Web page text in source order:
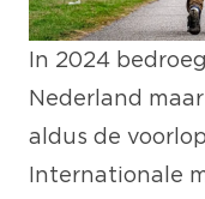
In 2024
Nederland
aldus de
Internationale